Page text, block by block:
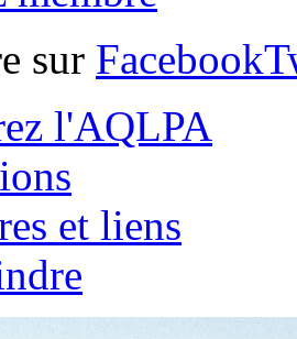
sur Facebook
l'AQLPA
et liens